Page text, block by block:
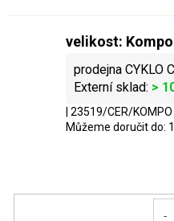
velikost:
>
| 23519/CER/KOMPO
Můžeme doručit do: